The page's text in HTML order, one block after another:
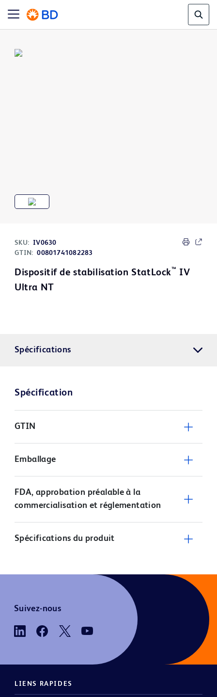
SKU: IV0630
GTIN: 00801741082283
Dispositif de stabilisation StatLock™ IV
Ultra NT
Spécifications
Spécification
GTIN
Emballage
FDA, approbation préalable à la
commercialisation et réglementation
Spécifications du produit
Suivez-nous
LIENS RAPIDES